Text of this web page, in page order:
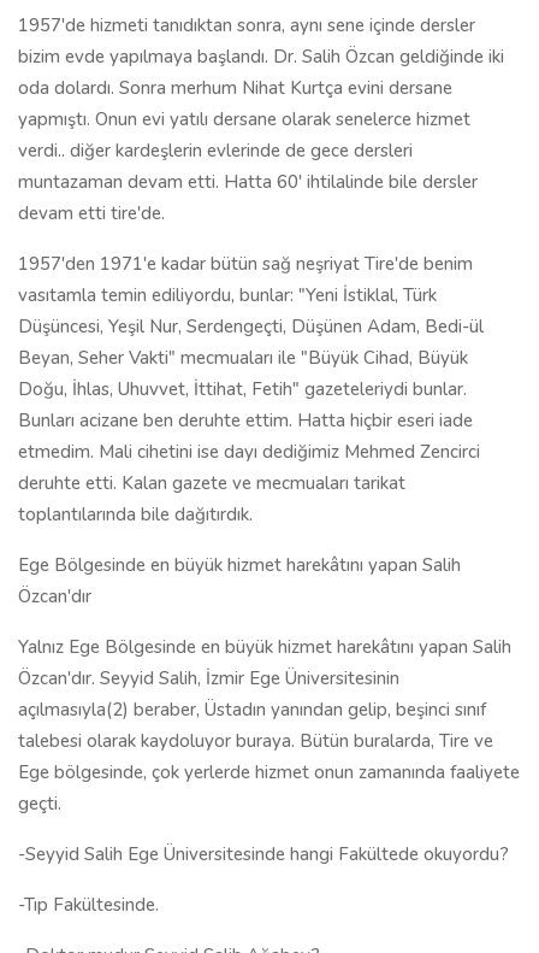
1957'de hizmeti tanıdıktan sonra, aynı sene içinde dersler
bizim evde yapılmaya başlandı. Dr. Salih Özcan geldiğinde iki
oda dolardı. Sonra merhum Nihat Kurtça evini dersane
yapmıştı. Onun evi yatılı dersane olarak senelerce hizmet
verdi.. diğer kardeşlerin evlerinde de gece dersleri
muntazaman devam etti. Hatta 60' ihtilalinde bile dersler
devam etti tire'de.
1957'den 1971'e kadar bütün sağ neşriyat Tire'de benim
vasıtamla temin ediliyordu, bunlar: "Yeni İstiklal, Türk
Düşüncesi, Yeşil Nur, Serdengeçti, Düşünen Adam, Bedi-ül
Beyan, Seher Vakti" mecmuaları ile "Büyük Cihad, Büyük
Doğu, İhlas, Uhuvvet, İttihat, Fetih" gazeteleriydi bunlar.
Bunları acizane ben deruhte ettim. Hatta hiçbir eseri iade
etmedim. Mali cihetini ise dayı dediğimiz Mehmed Zencirci
deruhte etti. Kalan gazete ve mecmuaları tarikat
toplantılarında bile dağıtırdık.
Ege Bölgesinde en büyük hizmet harekâtını yapan Salih
Özcan'dır
Yalnız Ege Bölgesinde en büyük hizmet harekâtını yapan Salih
Özcan'dır. Seyyid Salih, İzmir Ege Üniversitesinin
açılmasıyla(2) beraber, Üstadın yanından gelip, beşinci sınıf
talebesi olarak kaydoluyor buraya. Bütün buralarda, Tire ve
Ege bölgesinde, çok yerlerde hizmet onun zamanında faaliyete
geçti.
-Seyyid Salih Ege Üniversitesinde hangi Fakültede okuyordu?
-Tıp Fakültesinde.